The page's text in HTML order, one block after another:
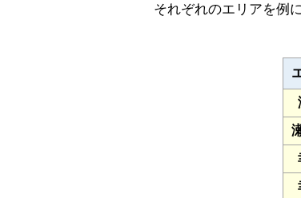
それぞれのエリアを例